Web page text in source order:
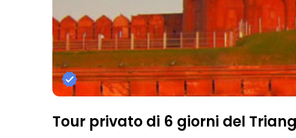
Tour privato di 6 giorni del